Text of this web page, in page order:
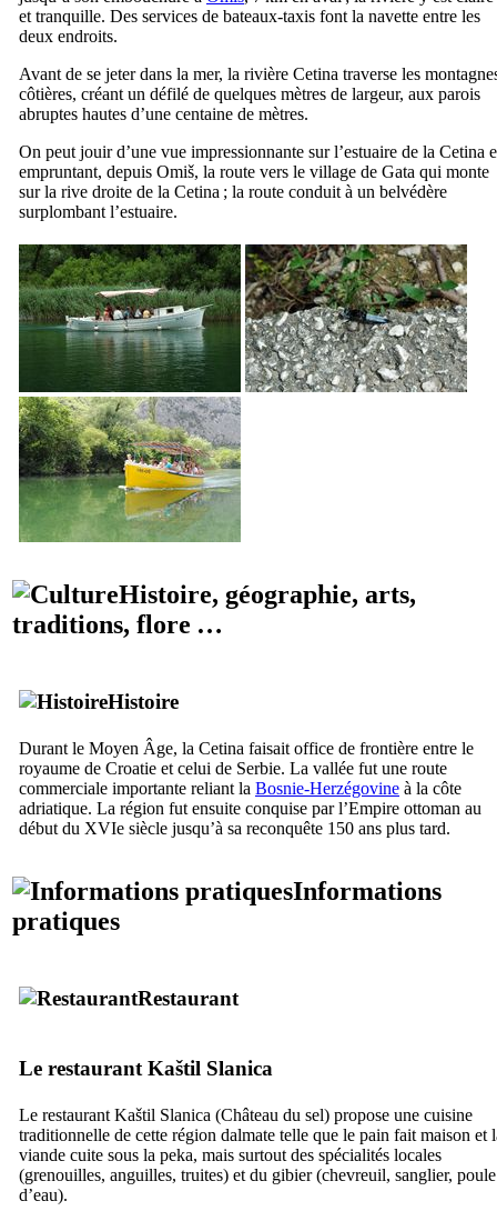
et tranquille. Des services de bateaux-taxis font la navette entre les
deux endroits.
Avant de se jeter dans la mer, la rivière Cetina traverse les
côtières, créant un défilé de quelques mètres de largeur, aux parois
abruptes hautes d’une centaine de mètres.
On peut jouir d’une vue impressionnante sur l’estuaire de la Cetina
empruntant, depuis Omiš, la route vers le village de Gata qui monte
sur la rive droite de la Cetina ; la route conduit à un belvédère
surplombant l’estuaire.
Histoire, géographie, arts,
traditions, flore …
Histoire
Durant le Moyen Âge, la Cetina faisait office de frontière entre le
royaume de Croatie et celui de Serbie. La vallée fut une route
commerciale importante reliant la Bosnie-Herzégovine à la côte
adriatique. La région fut ensuite conquise par l’Empire ottoman au
début du XVIe siècle jusqu’à sa reconquête 150 ans plus tard.
Informations
pratiques
Restaurant
Le restaurant Kaštil Slanica
Le restaurant Kaštil Slanica (Château du sel) propose une cuisine
traditionnelle de cette région dalmate telle que le pain fait maison et
viande cuite sous la peka, mais surtout des spécialités locales
(grenouilles, anguilles, truites) et du gibier (chevreuil, sanglier, poule
d’eau).